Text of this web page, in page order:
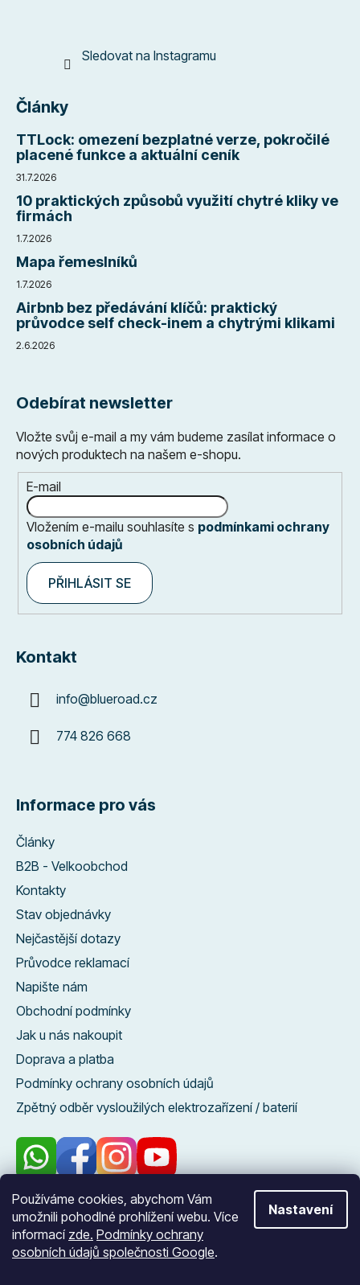
Používáme cookies, abychom Vám
umožnili pohodlné prohlížení webu. Více
informací zde. Podmínky ochrany
osobních údajů společnosti Google.
Nastavení
Sledovat na Instagramu
Články
TTLock: omezení bezplatné verze, pokročilé
placené funkce a aktuální ceník
31.7.2026
10 praktických způsobů využití chytré kliky ve
firmách
1.7.2026
Mapa řemeslníků
1.7.2026
Airbnb bez předávání klíčů: praktický
průvodce self check-inem a chytrými klikami
2.6.2026
Odebírat newsletter
Vložte svůj e-mail a my vám budeme zasílat informace o
nových produktech na našem e-shopu.
E-mail
Vložením e-mailu souhlasíte s podmínkami ochrany
osobních údajů
PŘIHLÁSIT SE
Kontakt
info@blueroad.cz
774 826 668
Informace pro vás
Články
B2B - Velkoobchod
Kontakty
Stav objednávky
Nejčastější dotazy
Průvodce reklamací
Napište nám
Obchodní podmínky
Jak u nás nakoupit
Doprava a platba
Podmínky ochrany osobních údajů
Zpětný odběr vysloužilých elektrozařízení / baterií
96 %
zákazníků nás
doporučuje